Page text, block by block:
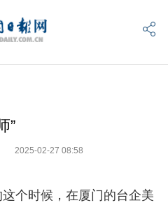
”
2025-02-27 08:58
个时候，在厦门的台企美